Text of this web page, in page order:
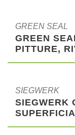
GREEN SEAL
GREEN
PITTURE,
SIEGWERK
SIEGWERK